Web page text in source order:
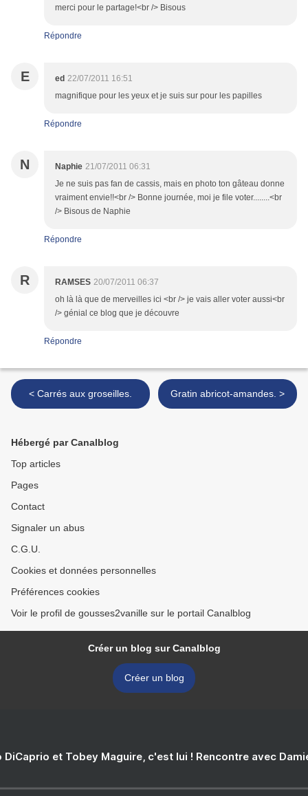
merci pour le partage!<br /> Bisous
Répondre
E ed 22/07/2011 16:51
magnifique pour les yeux et je suis sur pour les papilles
Répondre
N Naphie 21/07/2011 06:31
Je ne suis pas fan de cassis, mais en photo ton gâteau donne
vraiment envie!!<br /> Bonne journée, moi je file voter........<br
/> Bisous de Naphie
Répondre
R RAMSES 20/07/2011 06:37
oh là là que de merveilles ici <br /> je vais aller voter aussi<br
/> génial ce blog que je découvre
Répondre
< Carrés aux groseilles. Gratin abricot-amandes. >
Hébergé par Canalblog
Top articles
Pages
Contact
Signaler un abus
C.G.U.
Cookies et données personnelles
Préférences cookies
Voir le profil de gousses2vanille sur le portail Canalblog
Créer un blog sur Canalblog
Créer un blog
DiCaprio et Tobey Maguire, c'est lui ! Rencontre avec